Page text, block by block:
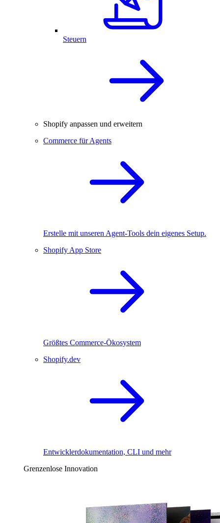
Steuern
Shopify anpassen und erweitern
Commerce für Agents
Erstelle mit unseren Agent-Tools dein eigenes Setup.
Shopify App Store
Größtes Commerce-Ökosystem
Shopify.dev
Entwicklerdokumentation, CLI und mehr
Grenzenlose Innovation